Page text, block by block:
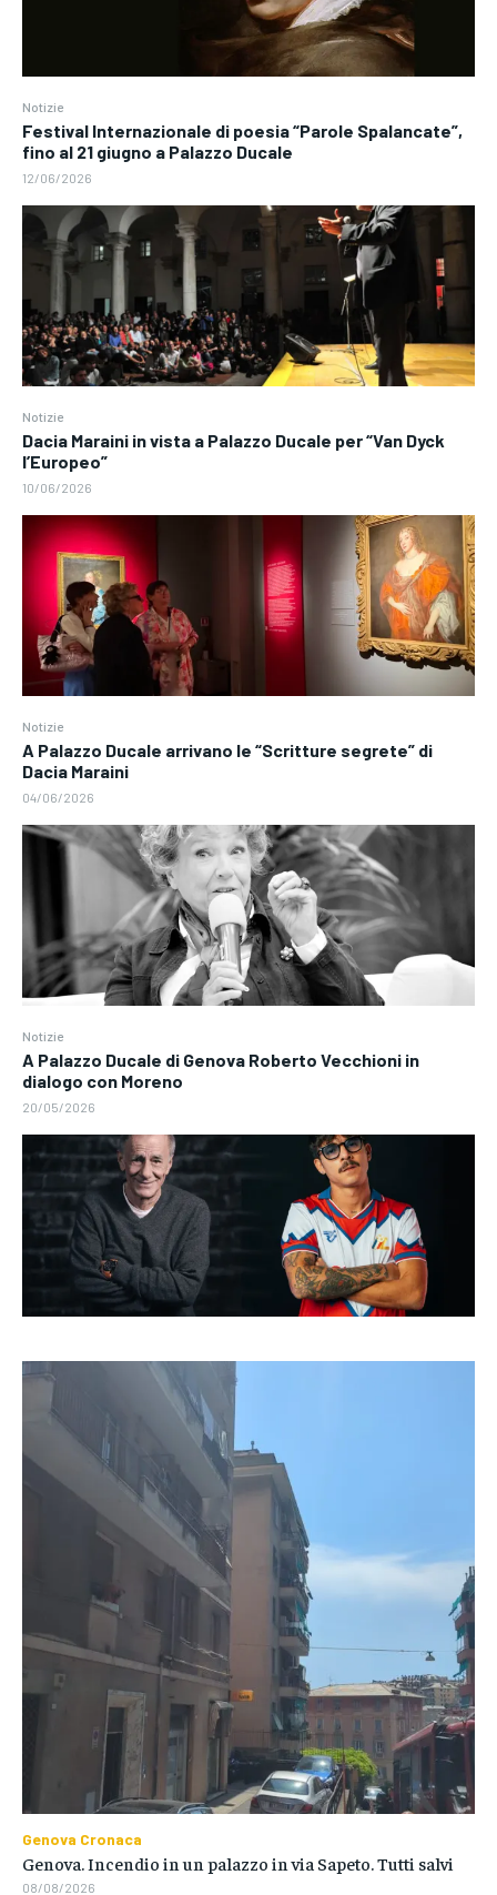
Notizie
Festival Internazionale di poesia “Parole Spalancate”,
fino al 21 giugno a Palazzo Ducale
12/06/2026
Notizie
Dacia Maraini in vista a Palazzo Ducale per “Van Dyck
l’Europeo”
10/06/2026
Notizie
A Palazzo Ducale arrivano le “Scritture segrete” di
Dacia Maraini
04/06/2026
Notizie
A Palazzo Ducale di Genova Roberto Vecchioni in
dialogo con Moreno
20/05/2026
Genova Cronaca
Genova. Incendio in un palazzo in via Sapeto. Tutti salvi
08/08/2026